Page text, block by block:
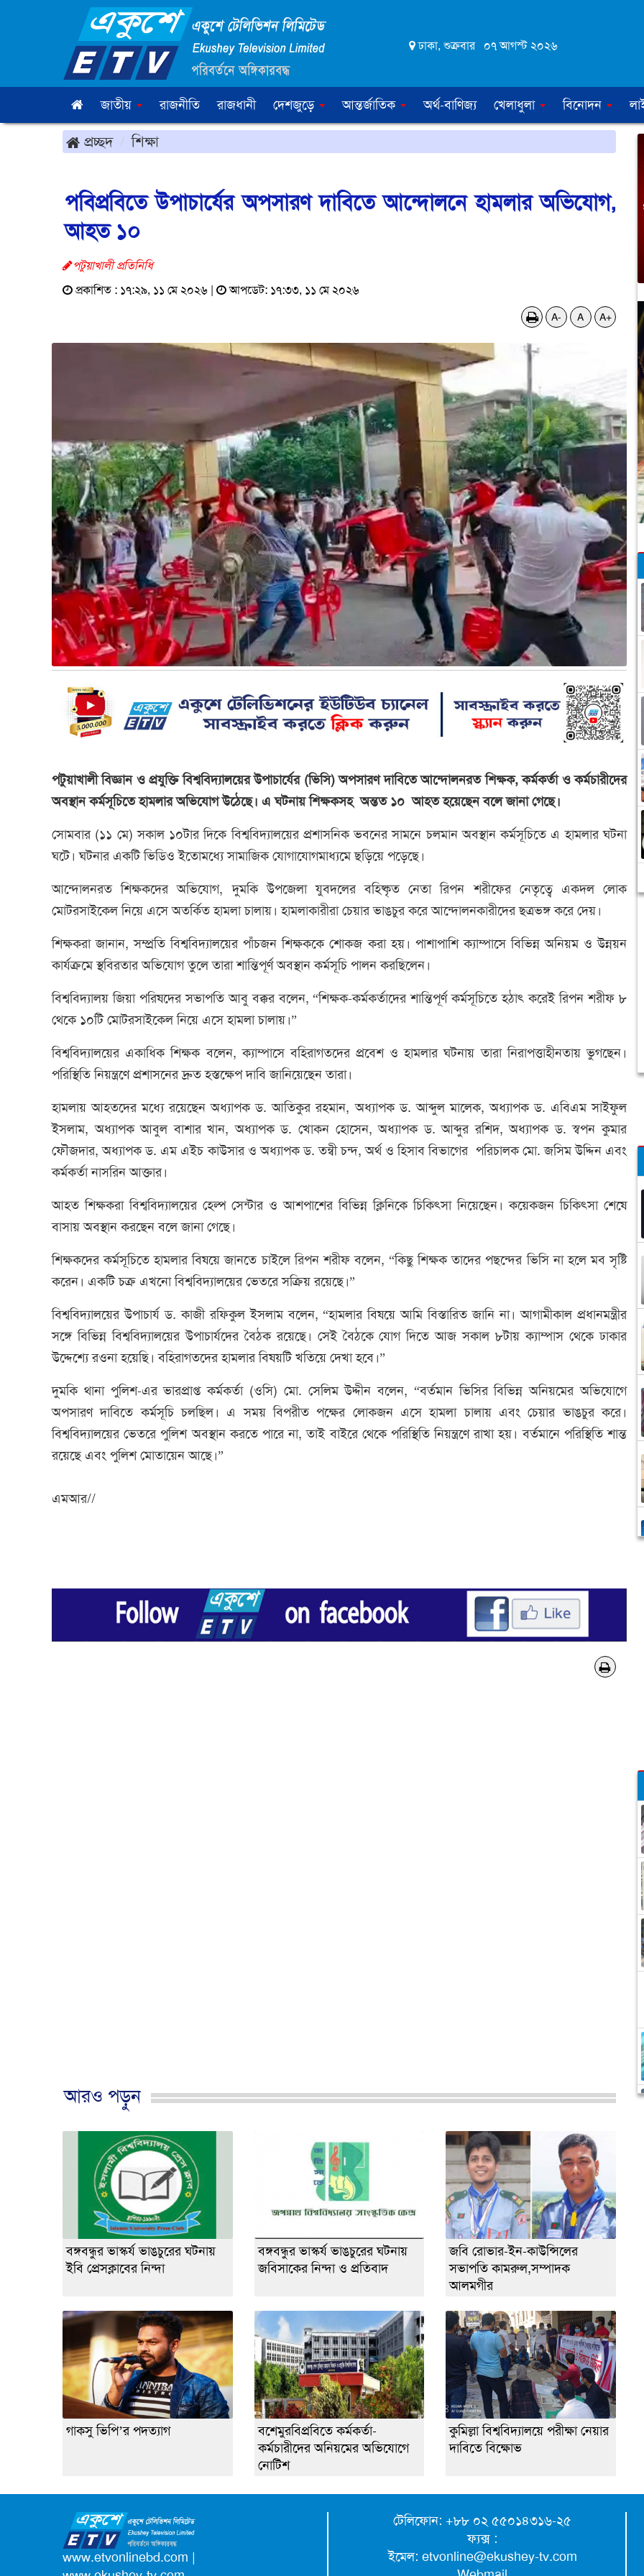
ঢাকা, শুক্রবার ০৭ আগস্ট ২০২৬
জাতীয় রাজনীতি রাজধানী দেশজুড়ে আন্তর্জাতিক অর্থ-বাণিজ্য খেলাধুলা বিনোদন
প্রচ্ছদ শিক্ষা
পবিপ্রবিতে উপাচার্যের অপসারণ দাবিতে আন্দোলনে হামলার অভিযোগ,
আহত ১০
পটুয়াখালী প্রতিনিধি
প্রকাশিত : ১৭:২৯, ১১ মে ২০২৬ |
আপডেট: ১৭:৩৩, ১১ মে ২০২৬
A- A A+
পটুয়াখালী বিজ্ঞান ও প্রযুক্তি বিশ্ববিদ্যালয়ের উপাচার্যের (ভিসি) অপসারণ দাবিতে আন্দোলনরত শিক্ষক, কর্মকর্তা ও কর্মচারীদের
অবস্থান কর্মসূচিতে হামলার অভিযোগ উঠেছে। এ ঘটনায় শিক্ষকসহ অন্তত ১০ আহত হয়েছেন বলে জানা গেছে।
সোমবার (১১ মে) সকাল ১০টার দিকে বিশ্ববিদ্যালয়ের প্রশাসনিক ভবনের সামনে চলমান অবস্থান কর্মসূচিতে এ হামলার ঘটনা
ঘটে। ঘটনার একটি ভিডিও ইতোমধ্যে সামাজিক যোগাযোগমাধ্যমে ছড়িয়ে পড়েছে।
আন্দোলনরত শিক্ষকদের অভিযোগ, দুমকি উপজেলা যুবদলের বহিষ্কৃত নেতা রিপন শরীফের নেতৃত্বে একদল লোক
মোটরসাইকেল নিয়ে এসে অতর্কিত হামলা চালায়। হামলাকারীরা চেয়ার ভাঙচুর করে আন্দোলনকারীদের ছত্রভঙ্গ করে দেয়।
শিক্ষকরা জানান, সম্প্রতি বিশ্ববিদ্যালয়ের পাঁচজন শিক্ষককে শোকজ করা হয়। পাশাপাশি ক্যাম্পাসে বিভিন্ন অনিয়ম ও উন্নয়ন
কার্যক্রমে স্থবিরতার অভিযোগ তুলে তারা শান্তিপূর্ণ অবস্থান কর্মসূচি পালন করছিলেন।
বিশ্ববিদ্যালয় জিয়া পরিষদের সভাপতি আবু বক্কর বলেন, “শিক্ষক-কর্মকর্তাদের শান্তিপূর্ণ কর্মসূচিতে হঠাৎ করেই রিপন শরীফ ৮
থেকে ১০টি মোটরসাইকেল নিয়ে এসে হামলা চালায়।”
বিশ্ববিদ্যালয়ের একাধিক শিক্ষক বলেন, ক্যাম্পাসে বহিরাগতদের প্রবেশ ও হামলার ঘটনায় তারা নিরাপত্তাহীনতায় ভুগছেন।
পরিস্থিতি নিয়ন্ত্রণে প্রশাসনের দ্রুত হস্তক্ষেপ দাবি জানিয়েছেন তারা।
হামলায় আহতদের মধ্যে রয়েছেন অধ্যাপক ড. আতিকুর রহমান, অধ্যাপক ড. আব্দুল মালেক, অধ্যাপক ড. এবিএম সাইফুল
ইসলাম, অধ্যাপক আবুল বাশার খান, অধ্যাপক ড. খোকন হোসেন, অধ্যাপক ড. আব্দুর রশিদ, অধ্যাপক ড. স্বপন কুমার
ফৌজদার, অধ্যাপক ড. এম এইচ কাউসার ও অধ্যাপক ড. তন্বী চন্দ, অর্থ ও হিসাব বিভাগের পরিচালক মো. জসিম উদ্দিন এবং
কর্মকর্তা নাসরিন আক্তার।
আহত শিক্ষকরা বিশ্ববিদ্যালয়ের হেল্প সেন্টার ও আশপাশের বিভিন্ন ক্লিনিকে চিকিৎসা নিয়েছেন। কয়েকজন চিকিৎসা শেষে
বাসায় অবস্থান করছেন বলে জানা গেছে।
শিক্ষকদের কর্মসূচিতে হামলার বিষয়ে জানতে চাইলে রিপন শরীফ বলেন, “কিছু শিক্ষক তাদের পছন্দের ভিসি না হলে মব সৃষ্টি
করেন। একটি চক্র এখনো বিশ্ববিদ্যালয়ের ভেতরে সক্রিয় রয়েছে।”
বিশ্ববিদ্যালয়ের উপাচার্য ড. কাজী রফিকুল ইসলাম বলেন, “হামলার বিষয়ে আমি বিস্তারিত জানি না। আগামীকাল প্রধানমন্ত্রীর
সঙ্গে বিভিন্ন বিশ্ববিদ্যালয়ের উপাচার্যদের বৈঠক রয়েছে। সেই বৈঠকে যোগ দিতে আজ সকাল ৮টায় ক্যাম্পাস থেকে ঢাকার
উদ্দেশ্যে রওনা হয়েছি। বহিরাগতদের হামলার বিষয়টি খতিয়ে দেখা হবে।”
দুমকি থানা পুলিশ-এর ভারপ্রাপ্ত কর্মকর্তা (ওসি) মো. সেলিম উদ্দীন বলেন, “বর্তমান ভিসির বিভিন্ন অনিয়মের অভিযোগে
অপসারণ দাবিতে কর্মসূচি চলছিল। এ সময় বিপরীত পক্ষের লোকজন এসে হামলা চালায় এবং চেয়ার ভাঙচুর করে।
বিশ্ববিদ্যালয়ের ভেতরে পুলিশ অবস্থান করতে পারে না, তাই বাইরে থেকে পরিস্থিতি নিয়ন্ত্রণে রাখা হয়। বর্তমানে পরিস্থিতি শান্ত
রয়েছে এবং পুলিশ মোতায়েন আছে।”
এমআর//
আরও পড়ুন
বঙ্গবন্ধুর ভাস্কর্য ভাঙচুরের ঘটনায়
ইবি প্রেসক্লাবের নিন্দা
বঙ্গবন্ধুর ভাস্কর্য ভাঙচুরের ঘটনায়
জবিসাকের নিন্দা ও প্রতিবাদ
জবি রোভার-ইন-কাউন্সিলের
সভাপতি কামরুল,সম্পাদক
আলমগীর
গাকসু ভিপি’র পদত্যাগ
বশেমুরবিপ্রবিতে কর্মকর্তা-
কর্মচারীদের অনিয়মের অভিযোগে
নোটিশ
কুমিল্লা বিশ্ববিদ্যালয়ে পরীক্ষা নেয়ার
দাবিতে বিক্ষোভ
www.etvonlinebd.com |
টেলিফোন: +৮৮ ০২ ৫৫০১৪৩১৬-২৫
ফ্যক্স :
ইমেল: etvonline@ekushey-tv.com